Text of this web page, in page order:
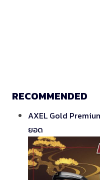
RECOMMENDED
AXEL Gold
ยอด